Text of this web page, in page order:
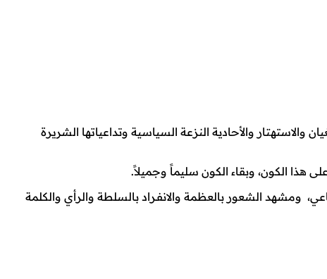
والأحادية النزعة السياسية وتداعياتها الشريرة
هذا الكون، وبقاء الكون سليماً وجميلاً.
ومشهد الشعور بالعظمة والانفـراد بالسلطة والرأي والكلمة